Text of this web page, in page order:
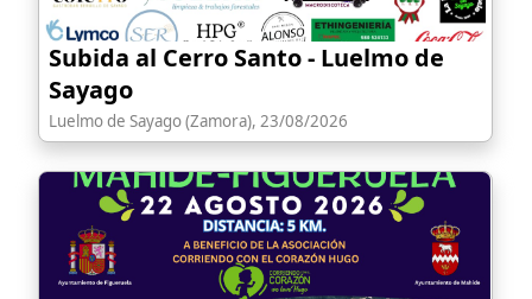
Subida al Cerro Santo - Luelmo de
Sayago
Luelmo de Sayago (Zamora), 23/08/2026